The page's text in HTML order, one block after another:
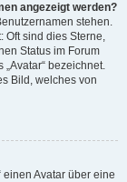
angezeigt werden?
stehen.
Oft sind dies Sterne,
Status im Forum
bezeichnet.
Bild, welches von
einen Avatar über eine